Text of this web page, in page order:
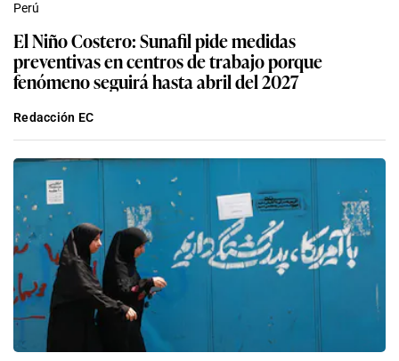
Perú
El Niño Costero: Sunafil pide medidas
preventivas en centros de trabajo porque
fenómeno seguirá hasta abril del 2027
Redacción EC